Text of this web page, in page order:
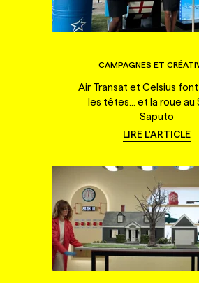
CAMPAGNES ET
Air Transat et Celsius
les têtes... et la roue au
Saputo
LIRE L'ARTICLE